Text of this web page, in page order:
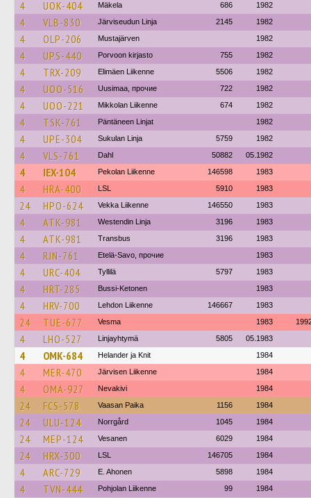
4 UOK-404 Mäkela 686 1982
4 VLB-830 Järviseudun Linja 2145 1982
4 OLP-206 Mustajärven 1982
4 UPS-440 Porvoon kirjasto 755 1982
4 TRX-209 Elimäen Liikenne 5506 1982
4 UOO-516 Uusimaa, прочие 722 1982
4 UOO-221 Mikkolan Liikenne 674 1982
4 TSK-761 Päntäneen Linjat 1982
4 UPE-304 Sukulan Linja 5759 1982
4 VLS-761 Dahl 50882 05.1982
4 IEX-104 Pekolan Liikenne 146598 1983
4 HRA-400 LSL 5910 1983
24 HPO-624 Vekka Liikenne 146550 1983
4 ATK-981 Westendin Linja 3196 1983
4 ATK-981 Transbus 3196 1983
4 RJN-761 Etelä-Savo, прочие 1983
4 URC-404 Tyllilä 5797 1983
4 HRT-285 Bussi-Ketonen 1983
4 HRV-700 Lehdon Liikenne 146667 1983
24 TUE-677 Vesma 1983
4 LHO-527 Linjayhtymä 5805 05.1983
4 OMK-684 Helander ja Knit 1984
4 MER-470 Järvisen Liikenne 1984
4 OMA-927 Nevakivi 1984
24 FCS-578 Vaasan Paika 1156 1984
24 ULU-124 Norrgård 1045 1984
24 MEP-124 Vesanen 6029 1984
24 HRX-300 LSL 146705 1984
4 ARC-729 E. Ahonen 5898 1984
4 TVN-444 Pohjolan Liikenne 99 1984